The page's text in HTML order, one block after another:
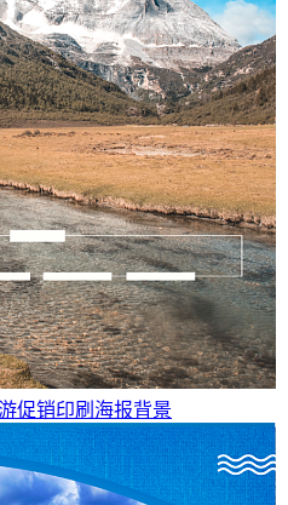
促销印刷海报背景